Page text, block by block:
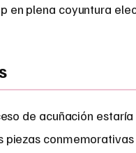
en plena coyuntura
de acuñación
piezas